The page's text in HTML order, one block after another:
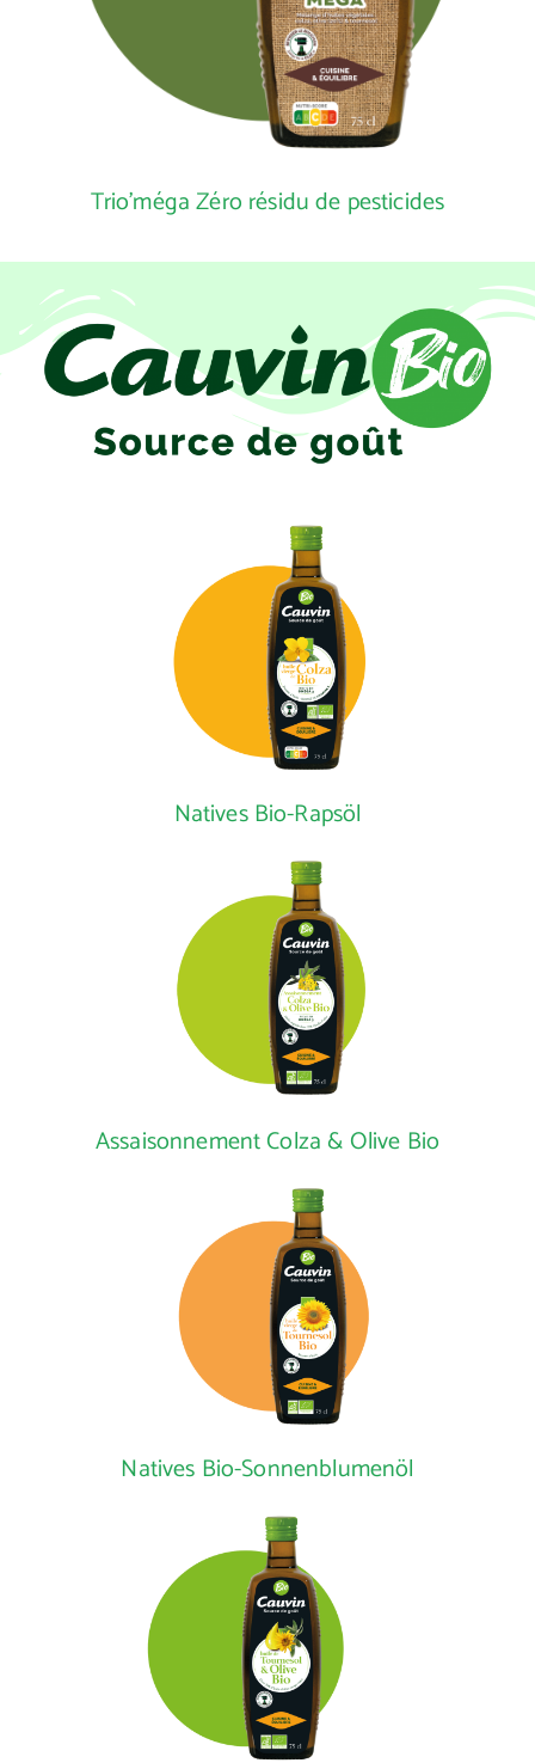
Trio'méga Zéro résidu de pesticides
Natives Bio-Rapsöl
Assaisonnement Colza & Olive Bio
Natives Bio-Sonnenblumenöl